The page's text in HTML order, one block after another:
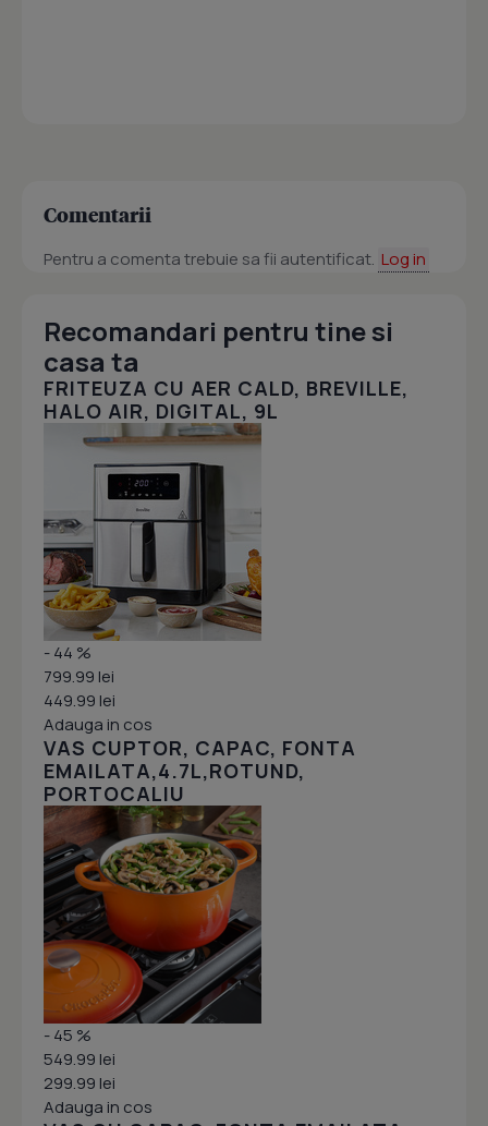
Comentarii
Pentru a comenta trebuie sa fii autentificat. Log in
Recomandari pentru tine si
casa ta
FRITEUZA CU AER CALD, BREVILLE,
HALO AIR, DIGITAL, 9L
- 44 %
799.99 lei
449.99 lei
Adauga in cos
VAS CUPTOR, CAPAC, FONTA
EMAILATA,4.7L,ROTUND,
PORTOCALIU
- 45 %
549.99 lei
299.99 lei
Adauga in cos